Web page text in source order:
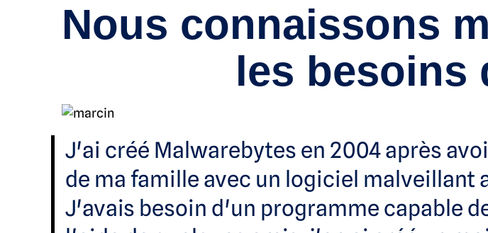
Nous connaissons
les besoins
J'ai créé Malwarebytes en 2004 après
de ma famille avec un logiciel malveillant
J'avais besoin d'un programme capable